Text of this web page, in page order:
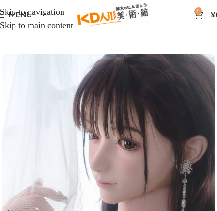
Skip to navigation
Skip to main content
MENU 0 ¥